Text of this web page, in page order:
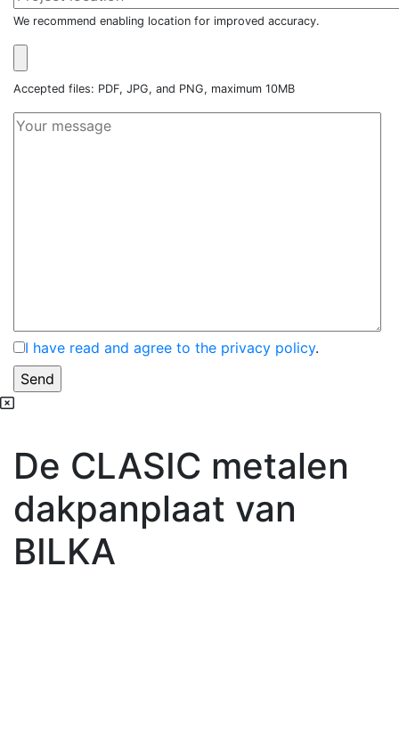
We recommend enabling location for improved accuracy.
Accepted files: PDF, JPG, and PNG, maximum 10MB
I have read and agree to the privacy policy.
De CLASIC metalen
dakpanplaat van
BILKA